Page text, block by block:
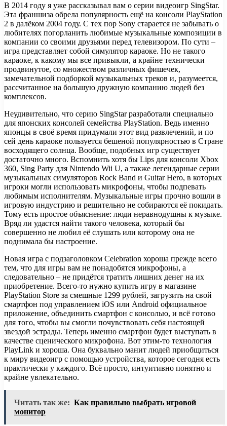
В 2014 году я уже рассказывал вам о серии видеоигр SingStar.
Эта франшиза обрела популярность ещё на консоли PlayStation
2 в далёком 2004 году. С тех пор Sony старается не забывать о
любителях погорланить любимые музыкальные композиции в
компании со своими друзьями перед телевизором. По сути –
игра представляет собой симулятор караоке. Но не такого
караоке, к какому мы все привыкли, а крайне технически
продвинутое, со множеством различных фишечек,
замечательной подборкой музыкальных треков и, разумеется,
рассчитанное на большую дружную компанию людей без
комплексов.
Неудивительно, что серию SingStar разработали специально
для японских консолей семейства PlayStation. Ведь именно
японцы в своё время придумали этот вид развлечений, и по
сей день караоке пользуется бешеной популярностью в Стране
восходящего солнца. Вообще, подобных игр существует
достаточно много. Вспомнить хотя бы Lips для консоли Xbox
360, Sing Party для Nintendo Wii U, а также легендарные серии
музыкальных симуляторов Rock Band и Guitar Hero, в которых
игроки могли использовать микрофоны, чтобы подпевать
любимым исполнителям. Музыкальные игры прочно вошли в
игровую индустрию и решительно не собираются её покидать.
Тому есть простое объяснение: люди неравнодушны к музыке.
Вряд ли удастся найти такого человека, который бы
совершенно не любил её слушать или которому она не
поднимала бы настроение.
Новая игра с подзаголовком Celebration хороша прежде всего
тем, что для игры вам не понадобятся микрофоны, а
следовательно – не придётся тратить лишних денег на их
приобретение. Всего-то нужно купить игру в магазине
PlayStation Store за смешные 1299 рублей, загрузить на свой
смартфон под управлением iOS или Android официальное
приложение, объединить смартфон с консолью, и всё готово
для того, чтобы вы смогли почувствовать себя настоящей
звездой эстрады. Теперь именно смартфон будет выступать в
качестве сценического микрофона. Вот этим-то технология
PlayLink и хороша. Она буквально манит людей приобщиться
к миру видеоигр с помощью устройства, которое сегодня есть
практически у каждого. Всё просто, интуитивно понятно и
крайне увлекательно.
Читать так же: Как правильно выбрать игровой
монитор